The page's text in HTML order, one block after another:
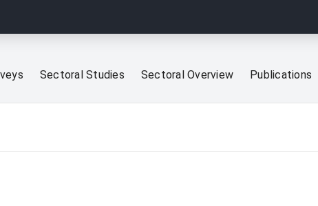
Sectoral Studies Sectoral Overview Publications